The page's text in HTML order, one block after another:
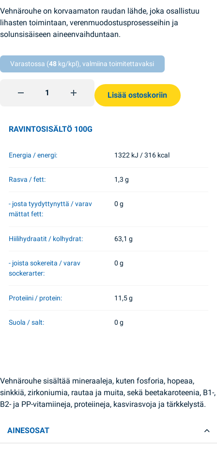
Vehnärouhe on korvaamaton raudan lähde, joka osallistuu
lihasten toimintaan, verenmuodostusprosesseihin ja
solunsisäiseen aineenvaihduntaan.
Varastossa (48 kg/kpl), valmiina toimitettavaksi
Vehnärouhe pussissa 4*0,75g Zhmenka quantity
Lisää ostoskoriin
RAVINTOSISÄLTÖ 100G
Energia / energi: 1322 kJ / 316 kcal
Rasva / fett: 1,3 g
- josta tyydyttynyttä / varav
mättat fett:
0 g
Hiilihydraatit / kolhydrat: 63,1 g
- joista sokereita / varav
sockerarter:
0 g
Proteiini / protein: 11,5 g
Suola / salt: 0 g
Vehnärouhe sisältää mineraaleja, kuten fosforia, hopeaa,
sinkkiä, zirkoniumia, rautaa ja muita, sekä beetakaroteenia, B1-,
B2- ja PP-vitamiineja, proteiineja, kasvirasvoja ja tärkkelystä.
AINESOSAT